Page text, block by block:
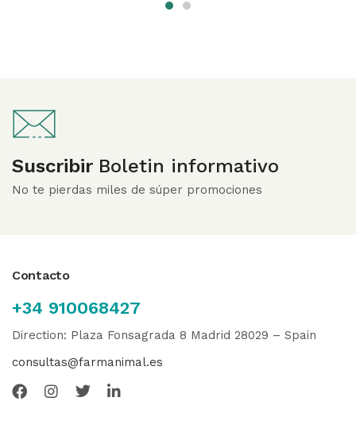
Suscribir Boletin informativo
No te pierdas miles de súper promociones
Contacto
+34 910068427
Direction: Plaza Fonsagrada 8 Madrid 28029 – Spain
consultas@farmanimal.es